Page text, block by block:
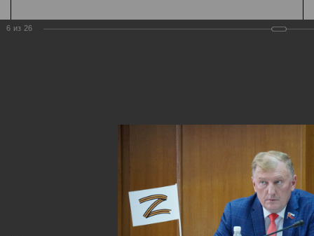
Государственная
организация
6 из 26